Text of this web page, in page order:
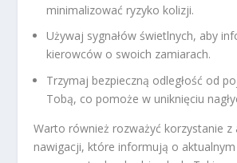
minimalizować ryzyko kolizji.
Używaj sygnałów świetlnych, aby
kierowców o swoich zamiarach.
Trzymaj bezpieczną odległość od
Tobą, co pomoże w uniknięciu
Warto również rozważyć korzystanie z
nawigacji, które informują o